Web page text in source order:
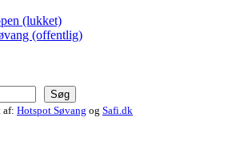
(lukket)
(offentlig)
Søg
af: Hotspot Søvang og Safi.dk